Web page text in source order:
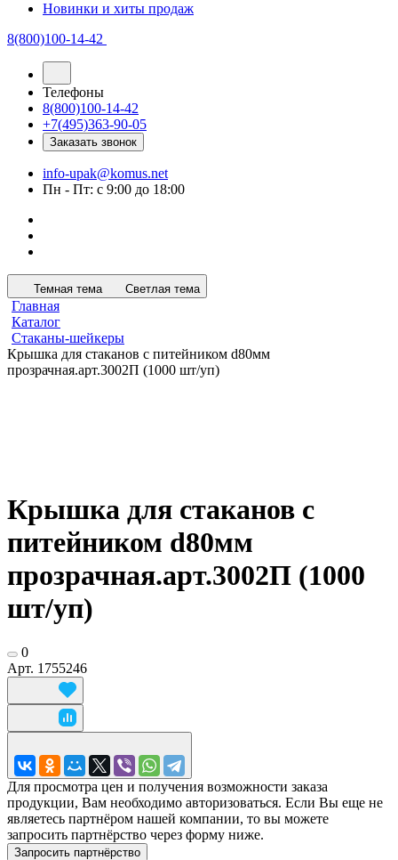
Новинки и хиты продаж
8(800)100-14-42
Телефоны
8(800)100-14-42
+7(495)363-90-05
Заказать звонок
info-upak@komus.net
Пн - Пт: с 9:00 до 18:00
Темная тема Светлая тема
Главная
Каталог
Стаканы-шейкеры
Крышка для стаканов с питейником d80мм
прозрачная.арт.3002П (1000 шт/уп)
Крышка для стаканов с
питейником d80мм
прозрачная.арт.3002П (1000
шт/уп)
0
Арт. 1755246
Для просмотра цен и получения возможности заказа
продукции, Вам необходимо авторизоваться. Если Вы еще не
являетесь партнёром нашей компании, то вы можете
запросить партнёрство через форму ниже.
Запросить партнёрство